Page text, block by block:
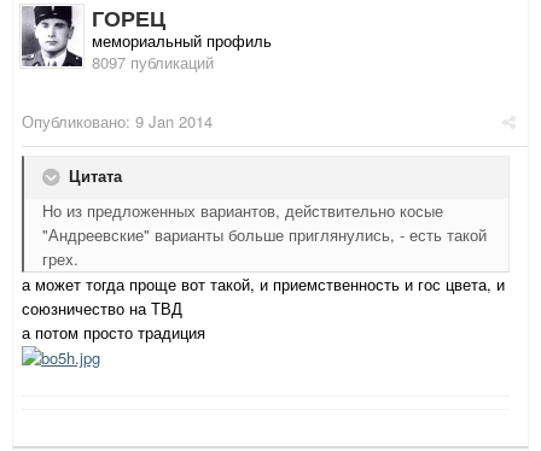
ГОРЕЦ
мемориальный профиль
8097 публикаций
Опубликовано: 9 Jan 2014
Цитата
Но из предложенных вариантов, действительно косые
"Андреевские" варианты больше приглянулись, - есть такой
грех.
а может тогда проще вот такой, и приемственность и гос цвета, и
союзничество на ТВД
а потом просто традиция